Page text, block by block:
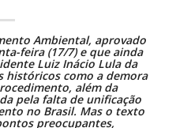
Ambiental, aprovado
feira (17/7) e que ainda
Luiz Inácio Lula da
históricos como a demora
além da
pela falta de unificação
no Brasil. Mas o texto
preocupantes,